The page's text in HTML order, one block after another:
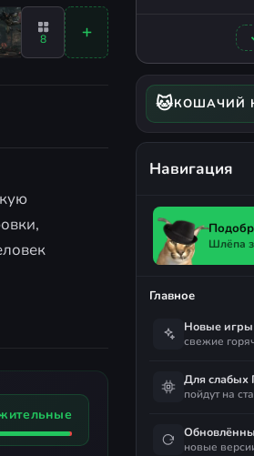
8
🐱КОШАЧИЙ
Навигация
Шлёпа
Главное
Новые игры
свежие
Для слабых
пойдут на
новые